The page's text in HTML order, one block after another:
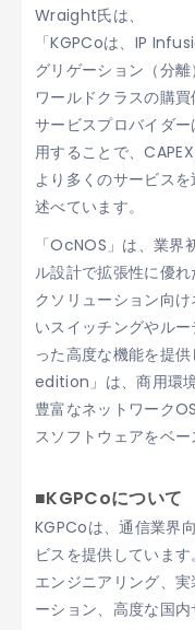
Wraight氏は、
「KGPCoは、IP
グリゲーション（分
ワールドクラスの購
サービスプロバイダ
用することで、
より多くのサービス
述べています。
「OcNOS」は、業
ル設計で拡張性に優
クソリューション向
いスイッチングやル
った高度な機能を提
edition」は、商用環
豊富なネットワーク
スソフトウェアをベー
■KGPCoについて
KGPCoは、通信業界
ビスを提供していま
エンジニアリング、
ーション、高度な国